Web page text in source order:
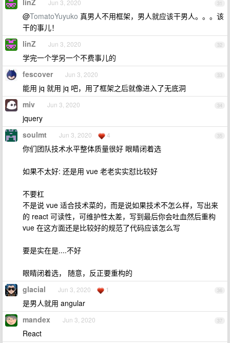
31
linZ Jun 3, 2020
@TomatoYuyuko 真男人不用框架，男人就应该干男人。。。该
干的事儿！
32
linZ Jun 3, 2020
学完一个学另一个不费事儿的
33
fescover Jun 3, 2020
能用 jq 就用 jq 吧，用了框架之后就像进入了无底洞
34
miv Jun 3, 2020
jquery
35
soulmt Jun 3, 2020 4
你们团队技术水平整体质量很好 眼睛闭着选
如果不太好: 还是用 vue 老老实实怼比较好
不要杠
不是说 vue 适合技术菜的，而是说如果技术不怎么样，写出来
的 react 可读性，可维护性太差，写到最后你会吐血然后重构
vue 在这方面还是比较好的规范了代码应该怎么写
要是实在是....不好
眼睛闭着选， 随意，反正要重构的
36
glacial Jun 3, 2020 1
是男人就用 angular
37
mandex Jun 3, 2020
React